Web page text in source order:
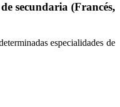
secundaria (Francés,
especialidades de